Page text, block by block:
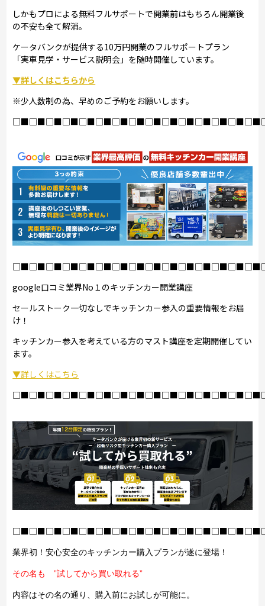
しかもプロによる無料フルサポートで開業前はもちろん開業後
の不安も全て解消。
ケータバンクが提供する10万円開業のフルサポートプラン
「実車見学・サービス説明会」を随時開催しています。
▼詳しくはこちらから
※少人数制の為、早めのご予約をお願いします。
google口コミ業界No１のキッチンカー開業講座
セールストーク一切なしでキッチンカー参入の重要情報をお届
け！
キッチンカー参入を考えている方のマスト講座を定期開催してい
ます。
▼詳しくはこちら
業界初！安心安全のキッチンカー購入プランが遂に登場！
その名も ”試してから買い取れる”
内容はその名の通り、購入前にお試しが可能に。